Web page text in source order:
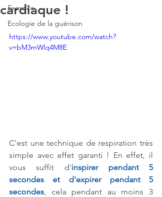
Exercice
Ecologie de la guérison
cardiaque !
https://www.youtube.com/watch?
v=bM3mWlq4M8E
C'est une technique de respiration très
simple avec effet garanti ! En effet, il
vous suffit d'inspirer pendant 5
secondes et d'expirer pendant 5
secondes , cela pendant au moins 3